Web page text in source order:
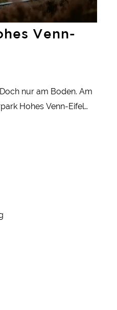
Venn-
nur am Boden. Am
Hohes Venn-Eifel